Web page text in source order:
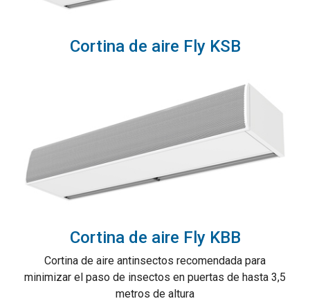
Cortina de aire Fly KSB
Cortina de aire Fly KBB
Cortina de aire antinsectos recomendada para
minimizar el paso de insectos en puertas de hasta 3,5
metros de altura